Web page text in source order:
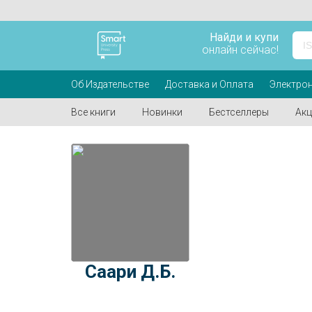
Найди и купи
онлайн сейчас!
Об Издательстве Доставка и Оплата
Все книги Новинки Бестселлеры
Саари Д.Б.